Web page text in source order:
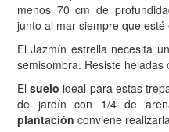
menos 70 cm de
junto al mar siempre que
El Jazmín estrella necesita
semisombra. Resiste heladas
Elsuelo ideal para estas
de jardín con 1/4 de
plantación conviene